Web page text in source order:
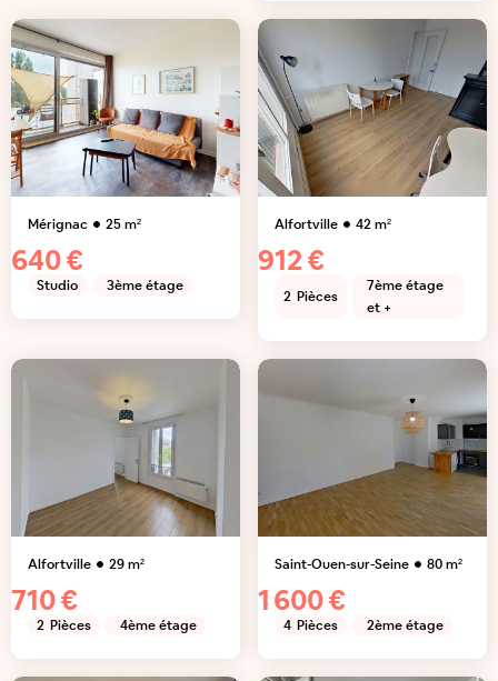
Mérignac 25m²
640 €
Studio 3ème étage
Alfortville 42m²
912 €
2 Pièces
7ème étage
et +
Alfortville 29m²
710 €
2 Pièces 4ème étage
Saint-Ouen-sur-Seine 80m²
1 600 €
4 Pièces 2ème étage